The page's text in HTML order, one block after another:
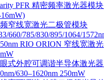
PFR 精密频率激光器模
窄线宽激光二极管模块
660/785/830/895/1064/
RIO ORION 窄线宽激
式外腔可调谐半导体激光器
630–1620nm 250mW